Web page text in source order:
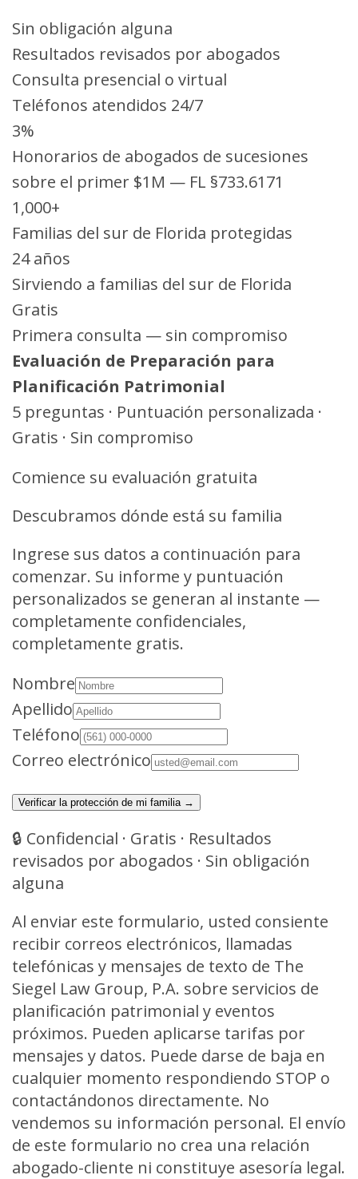
Sin obligación alguna
Resultados revisados por abogados
Consulta presencial o virtual
Teléfonos atendidos 24/7
3%
Honorarios de abogados de sucesiones
sobre el primer $1M — FL §733.6171
1,000+
Familias del sur de Florida protegidas
24 años
Sirviendo a familias del sur de Florida
Gratis
Primera consulta — sin compromiso
Evaluación de Preparación para
Planificación Patrimonial
5 preguntas · Puntuación personalizada ·
Gratis · Sin compromiso
Comience su evaluación gratuita
Descubramos dónde está su familia
Ingrese sus datos a continuación para
comenzar. Su informe y puntuación
personalizados se generan al instante —
completamente confidenciales,
completamente gratis.
Nombre
Apellido
Teléfono
Correo electrónico
Verificar la protección de mi familia →
🔒 Confidencial · Gratis · Resultados
revisados por abogados · Sin obligación
alguna
Al enviar este formulario, usted consiente
recibir correos electrónicos, llamadas
telefónicas y mensajes de texto de The
Siegel Law Group, P.A. sobre servicios de
planificación patrimonial y eventos
próximos. Pueden aplicarse tarifas por
mensajes y datos. Puede darse de baja en
cualquier momento respondiendo STOP o
contactándonos directamente. No
vendemos su información personal. El envío
de este formulario no crea una relación
abogado-cliente ni constituye asesoría legal.